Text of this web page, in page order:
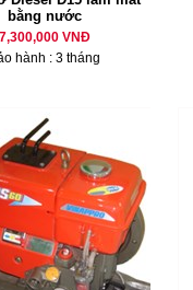
bằng nước
7,300,000 VNĐ
hành : 3 tháng